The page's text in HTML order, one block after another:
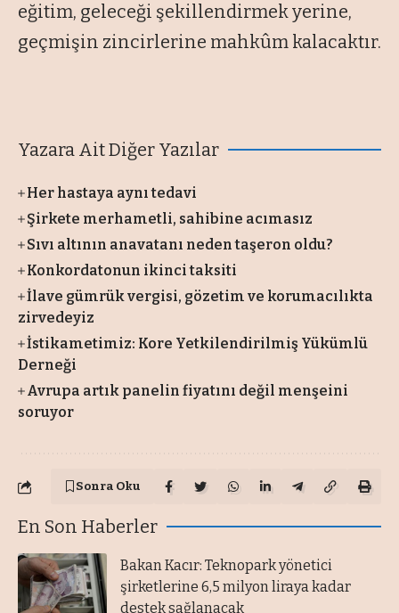
eğitim, geleceği şekillendirmek yerine,
geçmişin zincirlerine mahkûm kalacaktır.
Yazara Ait Diğer Yazılar
Her hastaya aynı tedavi
Şirkete merhametli, sahibine acımasız
Sıvı altının anavatanı neden taşeron oldu?
Konkordatonun ikinci taksiti
İlave gümrük vergisi, gözetim ve korumacılıkta
zirvedeyiz
İstikametimiz: Kore Yetkilendirilmiş Yükümlü
Derneği
Avrupa artık panelin fiyatını değil menşeini
soruyor
Sonra Oku
En Son Haberler
Bakan Kacır: Teknopark yönetici
şirketlerine 6,5 milyon liraya kadar
destek sağlanacak